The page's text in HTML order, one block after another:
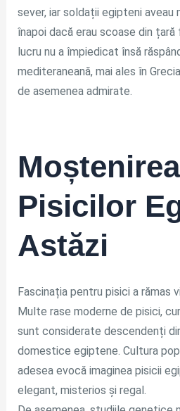
sever, iar soldații egipteni aveau
înapoi dacă erau scoase din
lucru nu a împiedicat însă
mediteraneană, mai ales în
de asemenea admirate.
Moștenirea
Pisicilor
Astăzi
Fascinația pentru pisici a rămas
Multe rase moderne de pisici,
sunt considerate descendenți
domestice egiptene. Cultura
adesea evocă imaginea pisicii
elegant, misterios și regal.